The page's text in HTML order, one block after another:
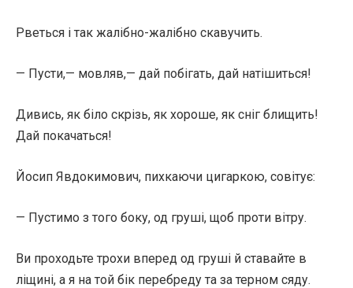
Рветься і так жалібно-жалібно скавучить.
— Пусти,— мовляв,— дай побігать, дай натішиться!
Дивись, як біло скрізь, як хороше, як сніг блищить!
Дай покачаться!
Йосип Явдокимович, пихкаючи цигаркою, совітує:
— Пустимо з того боку, од груші, щоб проти вітру.
Ви проходьте трохи вперед од груші й ставайте в
ліщині, а я на той бік перебреду та за терном сяду.